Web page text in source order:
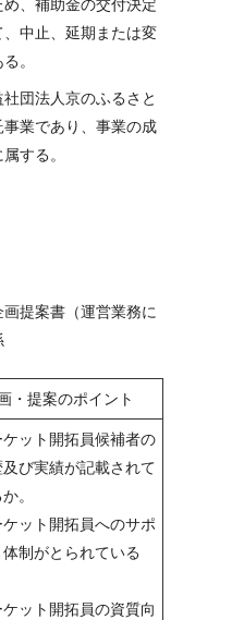
、補助金の交付決定
中止、延期または変
。
社団法人京のふるさと
業であり、事業の成
する。
提案書（運営業務に
・提案のポイント
ケット開拓員候補者の
び実績が記載されて
。
ケット開拓員へのサポ
体制がとられている
ケット開拓員の資質向